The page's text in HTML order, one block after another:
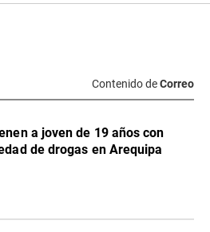
Contenido deCorreo
a joven de 19 años con
de drogas en Arequipa